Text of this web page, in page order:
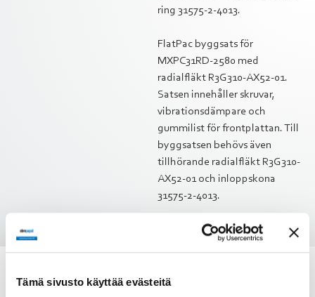
Tämä sivusto käyttää evästeitä
ring 31575-2-4013.
FlatPac byggsats för
MXPC31RD-2580 med
radialfläkt R3G310-AX52-01.
Satsen innehåller skruvar,
vibrationsdämpare och
gummilist för frontplattan. Till
byggsatsen behövs även
tillhörande radialfläkt R3G310-
AX52-01 och inloppskona
31575-2-4013.